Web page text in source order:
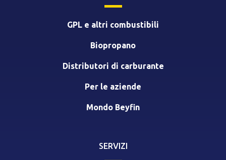
GPL e altri combustibili
Biopropano
Distributori di carburante
Per le aziende
Mondo Beyfin
SERVIZI